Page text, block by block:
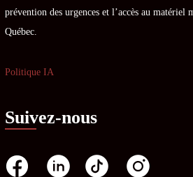
prévention des urgences et l’accès au matériel
Québec.
Politique IA
Suivez-nous